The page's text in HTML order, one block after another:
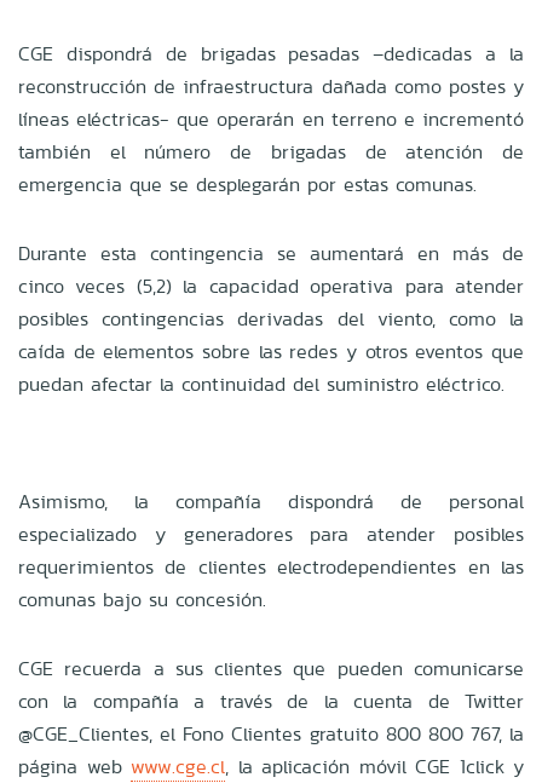
CGE dispondrá de brigadas pesadas –dedicadas a la
reconstrucción de infraestructura dañada como postes y
líneas eléctricas- que operarán en terreno e incrementó
también el número de brigadas de atención de
emergencia que se desplegarán por estas comunas.
Durante esta contingencia se aumentará en más de
cinco veces (5,2) la capacidad operativa para atender
posibles contingencias derivadas del viento, como la
caída de elementos sobre las redes y otros eventos que
puedan afectar la continuidad del suministro eléctrico.
Asimismo, la compañía dispondrá de personal
especializado y generadores para atender posibles
requerimientos de clientes electrodependientes en las
comunas bajo su concesión.
CGE recuerda a sus clientes que pueden comunicarse
con la compañía a través de la cuenta de Twitter
@CGE_Clientes, el Fono Clientes gratuito 800 800 767, la
página web www.cge.cl, la aplicación móvil CGE 1click y